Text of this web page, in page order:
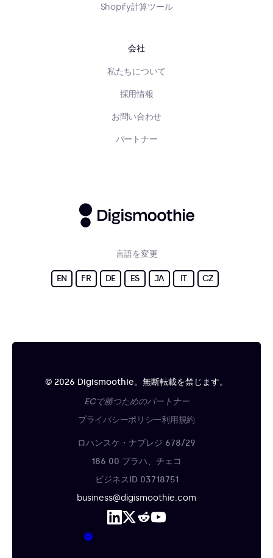
Shopify計算ツール
会社
私たちについて
採用情報
お問い合わせ
パートナー
言語を変更
EN FR DE ES JA IT CZ
© 2026 Digismoothie。無断転載を禁じます。
ECで勝つためのパートナー
プライバシーポリシー利用規約
ロハンスケ・ナブレジ 678/29
186 00 プラハ、チェコ
ビジネスID 03718751
business@digismoothie.com